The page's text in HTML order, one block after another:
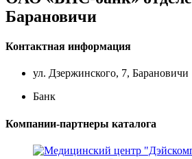
Барановичи
Контактная информация
ул. Дзержинского, 7, Барановичи
Банк
Компании-партнеры каталога